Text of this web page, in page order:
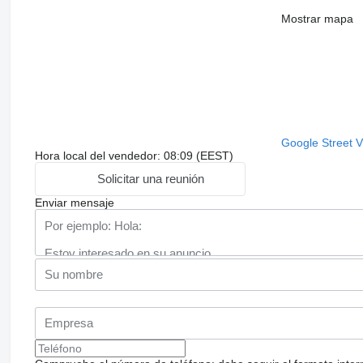
Mostrar mapa
Google Street
Hora local del vendedor: 08:09 (EEST)
Solicitar una reunión
Enviar mensaje